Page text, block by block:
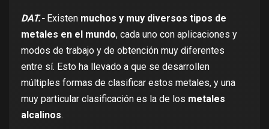
DAT.-Existen muchos y muy diversos tipos de
metales en el mundo, cada uno con aplicaciones y
modos de trabajo y de obtención muy diferentes
entre sí. Esto ha llevado a que se desarrollen
múltiples formas de clasificar estos metales, y una
muy particular clasificación es la de los metales
alcalinos.